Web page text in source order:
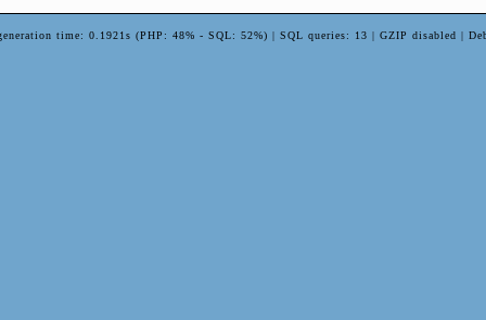
time: 0.1921s (PHP: 48% - SQL: 52%) | SQL queries: 13 | GZIP disabled |